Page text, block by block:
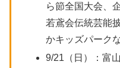
ら節全国大会、
若鳶会伝統芸能
かキッズパーク
9/21（日）：富